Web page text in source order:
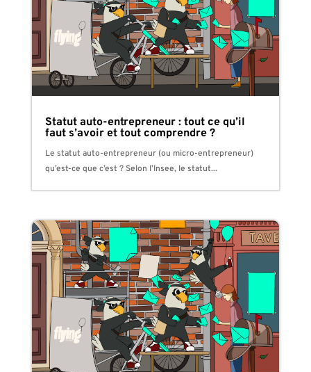
Statut auto-entrepreneur : tout ce qu’il
faut s’avoir et tout comprendre ?
Le statut auto-entrepreneur (ou micro-entrepreneur)
qu’est-ce que c’est ? Selon l’Insee, le statut...